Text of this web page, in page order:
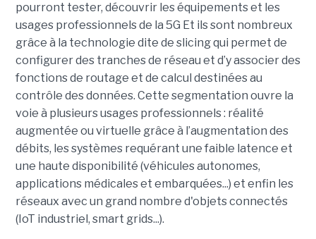
pourront tester, découvrir les équipements et les
usages professionnels de la 5G Et ils sont nombreux
grâce à la technologie dite de slicing qui permet de
configurer des tranches de réseau et d’y associer des
fonctions de routage et de calcul destinées au
contrôle des données. Cette segmentation ouvre la
voie à plusieurs usages professionnels : réalité
augmentée ou virtuelle grâce à l’augmentation des
débits, les systèmes requérant une faible latence et
une haute disponibilité (véhicules autonomes,
applications médicales et embarquées...) et enfin les
réseaux avec un grand nombre d'objets connectés
(IoT industriel, smart grids...).